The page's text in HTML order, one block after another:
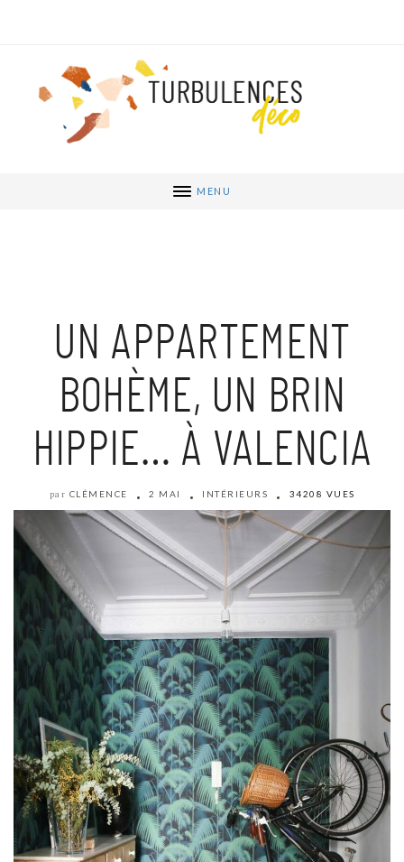
MENU
UN APPARTEMENT
BOHÈME, UN BRIN
HIPPIE… À VALENCIA
par CLÉMENCE 2 MAI INTÉRIEURS 34208 VUES